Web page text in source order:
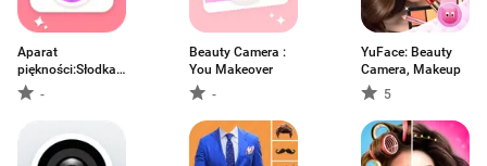
Aparat
piękności:Słodka
kamera
-
Beauty Camera :
You Makeover
-
YuFace: Beauty
Camera, Makeup
5